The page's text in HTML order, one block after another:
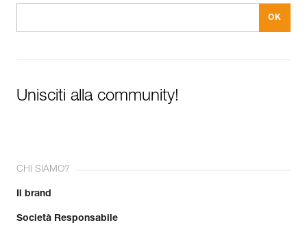
Unisciti alla community!
CHI SIAMO?
Il brand
Società Responsabile